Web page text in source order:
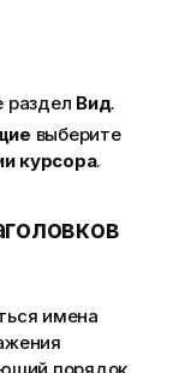
раздел Вид.
выберите
курсора.
имена